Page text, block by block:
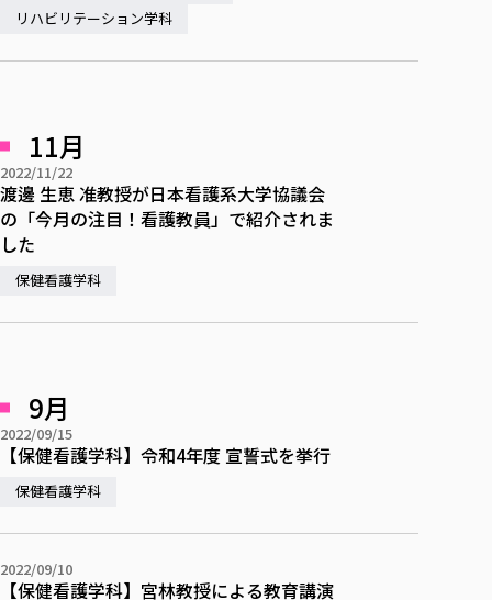
宿舎の紹介
学生総合補償制度
スポーツ傷害保険
リハビリテーション学科
11月
2022/11/22
渡邊 生恵 准教授が日本看護系大学協議会
の「今月の注目！看護教員」で紹介されま
した
保健看護学科
9月
2022/09/15
【保健看護学科】令和4年度 宣誓式を挙行
保健看護学科
2022/09/10
【保健看護学科】宮林教授による教育講演